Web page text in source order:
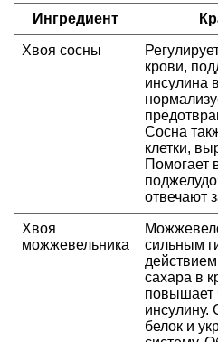
Ингредиент
Хвоя сосны
крови,
инсулина
Сосна
клетки,
Помогает
отвечают
Хвоя
можжевельника
сильным
сахара в
повышает
инсулину.
белок и